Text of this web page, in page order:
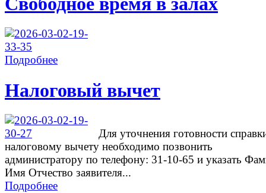
Подробнее
Налоговый вычет
Для уточнения готовности
налоговому вычету необходимо позвонить
администратору по телефону: 31-10-65 и указать
Имя Отчество заявителя...
Подробнее